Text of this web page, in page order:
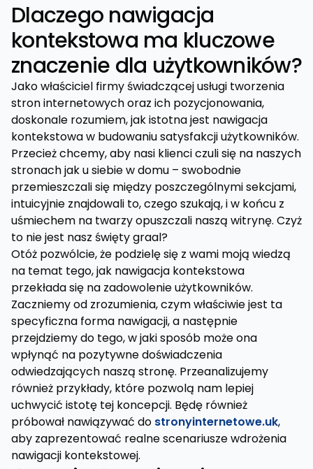
Dlaczego nawigacja
kontekstowa ma kluczowe
znaczenie dla użytkowników?
Jako właściciel firmy świadczącej usługi tworzenia
stron internetowych oraz ich pozycjonowania,
doskonale rozumiem, jak istotna jest nawigacja
kontekstowa w budowaniu satysfakcji użytkowników.
Przecież chcemy, aby nasi klienci czuli się na naszych
stronach jak u siebie w domu – swobodnie
przemieszczali się między poszczególnymi sekcjami,
intuicyjnie znajdowali to, czego szukają, i w końcu z
uśmiechem na twarzy opuszczali naszą witrynę. Czyż
to nie jest nasz święty graal?
Otóż pozwólcie, że podzielę się z wami moją wiedzą
na temat tego, jak nawigacja kontekstowa
przekłada się na zadowolenie użytkowników.
Zaczniemy od zrozumienia, czym właściwie jest ta
specyficzna forma nawigacji, a następnie
przejdziemy do tego, w jaki sposób może ona
wpłynąć na pozytywne doświadczenia
odwiedzających naszą stronę. Przeanalizujemy
również przykłady, które pozwolą nam lepiej
uchwycić istotę tej koncepcji. Będę również
próbował nawiązywać do stronyinternetowe.uk,
aby zaprezentować realne scenariusze wdrożenia
nawigacji kontekstowej.